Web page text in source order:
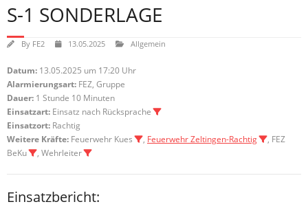
S-1 SONDERLAGE
By FE2 13.05.2025 Allgemein
Datum: 13.05.2025 um 17:20 Uhr
Alarmierungsart: FEZ, Gruppe
Dauer: 1 Stunde 10 Minuten
Einsatzart: Einsatz nach Rücksprache
Einsatzort: Rachtig
Weitere Kräfte: Feuerwehr Kues , Feuerwehr Zeltingen-Rachtig
, FEZ
BeKu
, Wehrleiter
Einsatzbericht: